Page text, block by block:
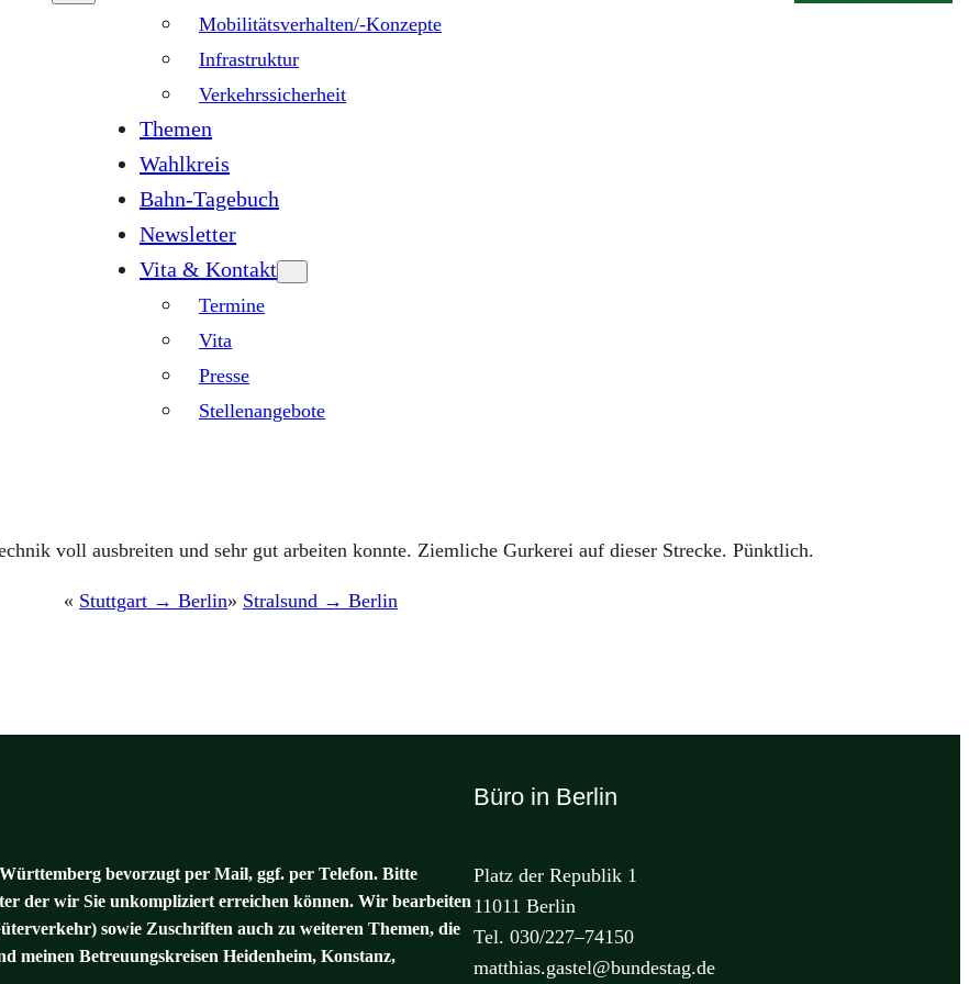
Mobilitätsverhalten/-Konzepte
Infrastruktur
Verkehrssicherheit
Themen
Wahlkreis
Bahn-Tagebuch
Newsletter
Vita & Kontakt
Termine
Vita
Presse
Stellenangebote
voll aus­brei­ten und sehr gut arbei­ten konn­te. Ziem­li­che Gur­ke­rei auf die­ser Stre­cke. Pünkt­lich.
« Stuttgart → Berlin» Stralsund → Berlin
bevorzugt per Mail, ggf. per Telefon. Bitte
der wir Sie unkompliziert erreichen können. Wir bearbeiten
sowie Zuschriften auch zu weiteren Themen, die
meinen Betreuungskreisen Heidenheim, Konstanz,
Büro in Berlin
Platz der Republik 1
11011 Berlin
Tel. 030/227–74150
matthias.gastel@bundestag.de